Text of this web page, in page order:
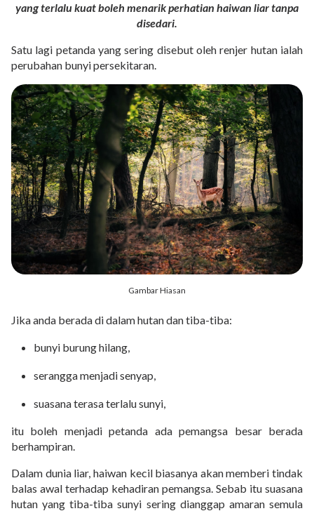
yang terlalu kuat boleh menarik perhatian haiwan liar tanpa
disedari.
Satu lagi petanda yang sering disebut oleh renjer hutan ialah
perubahan bunyi persekitaran.
Gambar Hiasan
Jika anda berada di dalam hutan dan tiba-tiba:
bunyi burung hilang,
serangga menjadi senyap,
suasana terasa terlalu sunyi,
itu boleh menjadi petanda ada pemangsa besar berada
berhampiran.
Dalam dunia liar, haiwan kecil biasanya akan memberi tindak
balas awal terhadap kehadiran pemangsa. Sebab itu suasana
hutan yang tiba-tiba sunyi sering dianggap amaran semula